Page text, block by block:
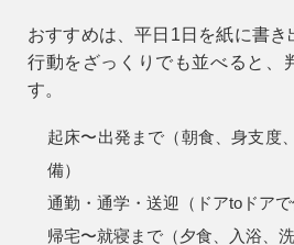
おすすめは、平日1日を紙に書
行動をざっくりでも並べると、
す。
起床〜出発まで（朝食、身支度
備）
通勤・通学・送迎（ドアtoドアで
帰宅〜就寝まで（夕食、入浴、